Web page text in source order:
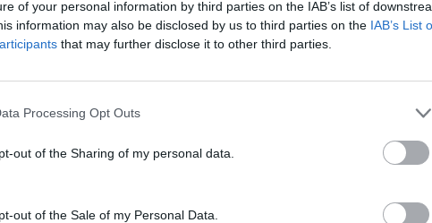
of your personal information by third parties on the IAB’s list of
information may also be disclosed by us to third parties on the IAB’s List
that may further disclose it to other third parties.
Processing Opt Outs
out of the Sharing of my personal data.
out of the Sale of my Personal Data.